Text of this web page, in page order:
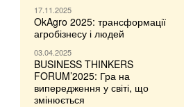
17.11.2025
OkAgro 2025: трансформації
агробізнесу і людей
03.04.2025
BUSINESS THINKERS
FORUM’2025: Гра на
випередження у світі, що
змінюється